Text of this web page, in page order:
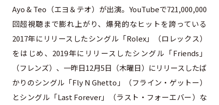
Ayo & Teo（エヨ＆テオ）が出演。YouTubeで721,000,000
回超視聴まで膨れ上がり、爆発的なヒットを誇っている
2017年にリリースしたシングル「Rolex」（ロレックス）
をはじめ、2019年にリリースしたシングル「Friends」
（フレンズ）、一昨日12月5日（木曜日）にリリースしたば
かりのシングル「Fly N Ghetto」（フライン・ゲットー）
とシングル「Last Forever」（ラスト・フォーエバー）な